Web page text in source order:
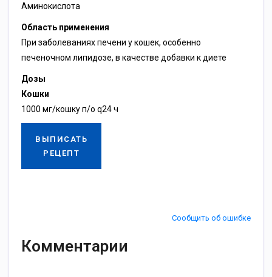
Аминокислота
Область применения
При заболеваниях печени у кошек, особенно
печеночном липидозе, в качестве добавки к диете
Дозы
Кошки
1000 мг/кошку п/о q24 ч
ВЫПИСАТЬ
РЕЦЕПТ
Сообщить об ошибке
Комментарии